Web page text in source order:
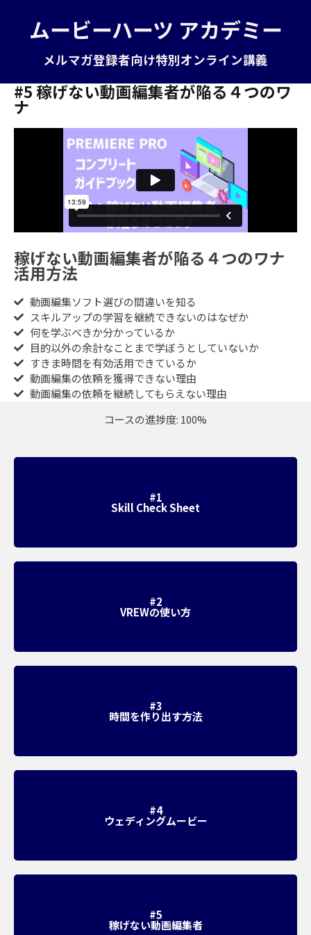
ムービーハーツ アカデミー
メルマガ登録者向け特別オンライン講義
#5 稼げない動画編集者が陥る４つのワ
ナ
稼げない動画編集者が陥る４つのワナ
活用方法
動画編集ソフト選びの間違いを知る
スキルアップの学習を継続できないのはなぜか
何を学ぶべきか分かっているか
目的以外の余計なことまで学ぼうとしていないか
すきま時間を有効活用できているか
動画編集の依頼を獲得できない理由
動画編集の依頼を継続してもらえない理由
コースの進捗度: 100%
#1
Skill Check Sheet
#2
VREWの使い方
#3
時間を作り出す方法
#4
ウェディングムービー
#5
稼げない動画編集者